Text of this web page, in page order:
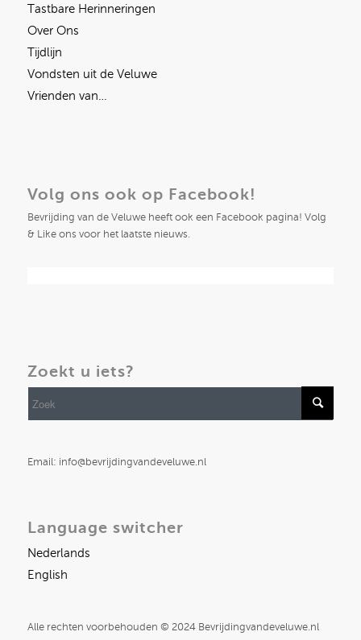
Tastbare Herinneringen
Over Ons
Tijdlijn
Vondsten uit de Veluwe
Vrienden van…
Volg ons ook op Facebook!
Bevrijding van de Veluwe heeft ook een Facebook pagina! Volg
& Like ons voor het laatste nieuws.
Zoekt u iets?
Email: info@bevrijdingvandeveluwe.nl
Language switcher
Nederlands
English
Alle rechten voorbehouden © 2024 Bevrijdingvandeveluwe.nl